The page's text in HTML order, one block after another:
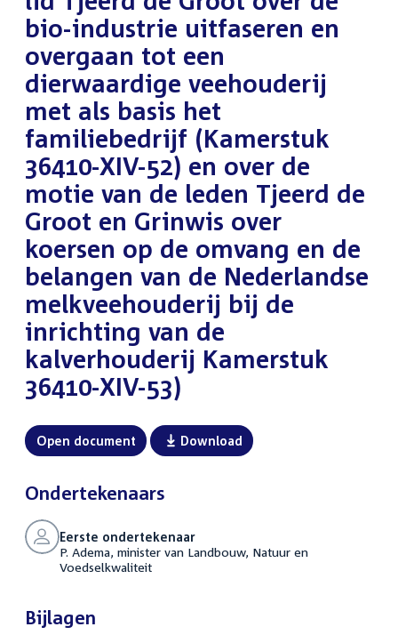
bio-industrie uitfaseren en
overgaan tot een
dierwaardige veehouderij
met als basis het
familiebedrijf (Kamerstuk
36410-XIV-52) en over de
motie van de leden Tjeerd de
Groot en Grinwis over
koersen op de omvang en de
belangen van de Nederlandse
melkveehouderij bij de
inrichting van de
kalverhouderij Kamerstuk
36410-XIV-53)
Open document Download
Ondertekenaars
Eerste ondertekenaar
P. Adema, minister van Landbouw, Natuur en
Voedselkwaliteit
Bijlagen